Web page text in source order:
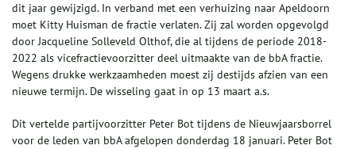
dit jaar gewijzigd. In verband met een verhuizing naar Apeldoorn
moet Kitty Huisman de fractie verlaten. Zij zal worden opgevolgd
door Jacqueline Solleveld Olthof, die al tijdens de periode 2018-
2022 als vicefractievoorzitter deel uitmaakte van de bbA fractie.
Wegens drukke werkzaamheden moest zij destijds afzien van een
nieuwe termijn. De wisseling gaat in op 13 maart a.s.
Dit vertelde partijvoorzitter Peter Bot tijdens de Nieuwjaarsborrel
voor de leden van bbA afgelopen donderdag 18 januari. Peter Bot